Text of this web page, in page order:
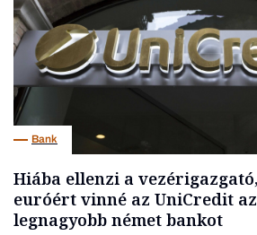
Bank
Hiába ellenzi a
euróért vinné az UniCredit
legnagyobb német bankot